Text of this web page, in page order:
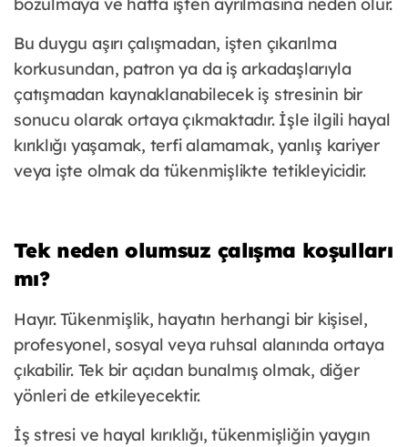
bozulmaya ve hatta işten ayrılmasına neden olur.
Bu duygu aşırı çalışmadan, işten çıkarılma
korkusundan, patron ya da iş arkadaşlarıyla
çatışmadan kaynaklanabilecek iş stresinin bir
sonucu olarak ortaya çıkmaktadır. İşle ilgili hayal
kırıklığı yaşamak, terfi alamamak, yanlış kariyer
veya işte olmak da tükenmişlikte tetikleyicidir.
Tek neden olumsuz çalışma koşulları
mı?
Hayır. Tükenmişlik, hayatın herhangi bir kişisel,
profesyonel, sosyal veya ruhsal alanında ortaya
çıkabilir. Tek bir açıdan bunalmış olmak, diğer
yönleri de etkileyecektir.
İş stresi ve hayal kırıklığı, tükenmişliğin yaygın